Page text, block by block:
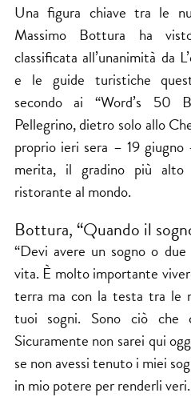
Una figura chiave tra le
Massimo Bottura ha
classificata all’unanimità da
e le guide turistiche
secondo ai “Word’s 50
Pellegrino, dietro solo allo
proprio ieri sera – 19
merita, il gradino più
ristorante al mondo.
Bottura, “Quando il
“Devi avere un sogno o
vita. È molto importante
terra ma con la testa tra le
tuoi sogni. Sono ciò
Sicuramente non sarei qui
se non avessi tenuto i miei
in mio potere per renderli